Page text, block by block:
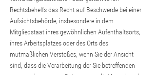
Rechtsbehelfs das Recht auf Beschwerde bei einer
Aufsichtsbehörde, insbesondere in dem
Mitgliedstaat ihres gewöhnlichen Aufenthaltsorts,
ihres Arbeitsplatzes oder des Orts des
mutmaßlichen Verstoßes, wenn Sie der Ansicht
sind, dass die Verarbeitung der Sie betreffenden